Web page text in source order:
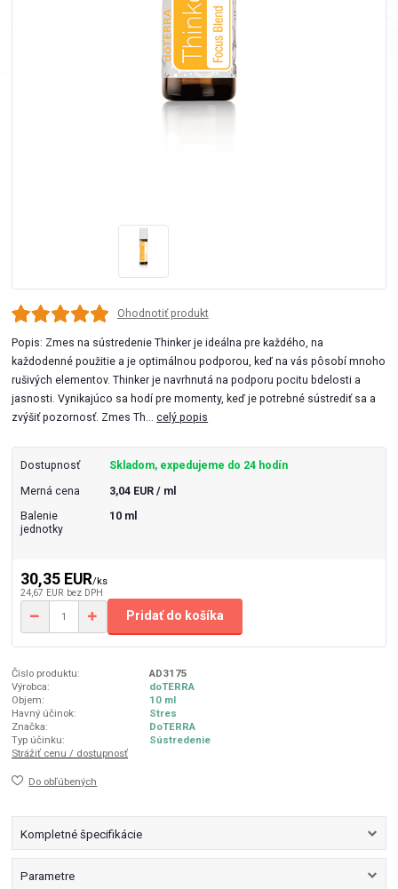
Ohodnotiť produkt
Popis: Zmes na sústredenie Thinker je ideálna pre každého, na
každodenné použitie a je optimálnou podporou, keď na vás pôsobí mnoho
rušivých elementov. Thinker je navrhnutá na podporu pocitu bdelosti a
jasnosti. Vynikajúco sa hodí pre momenty, keď je potrebné sústrediť sa a
zvýšiť pozornosť. Zmes Th...celý popis
Dostupnosť Skladom, expedujeme do 24 hodín
Merná cena 3,04 EUR / ml
Balenie
jednotky
10 ml
30,35 EUR/ks
24,67 EUR bez DPH
Pridať do košíka
Číslo produktu:
AD3175
Výrobca:
doTERRA
Objem:
10 ml
Havný účinok:
Stres
Značka:
DoTERRA
Typ účinku:
Sústredenie
Strážiť cenu / dostupnosť
Do obľúbených
Kompletné špecifikácie
Parametre